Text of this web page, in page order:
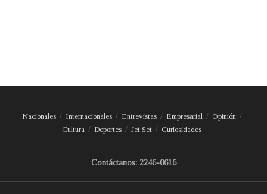
Nacionales Internacionales Entrevistas Empresarial
Opinión
Cultura
Deportes Jet Set Curiosidades
Contáctanos: 2246-0616